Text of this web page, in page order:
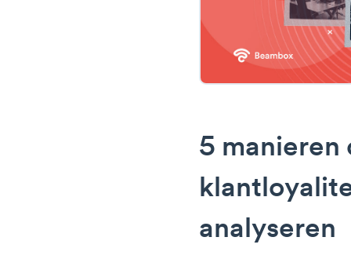
5 manieren
analyseren